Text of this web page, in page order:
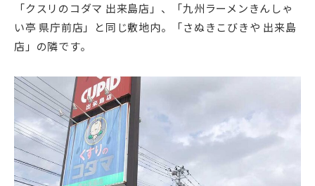
「クスリのコダマ 出来島店」、「九州ラーメンきんしゃ
い亭 県庁前店」と同じ敷地内。「さぬきこびきや 出来島
店」の隣です。